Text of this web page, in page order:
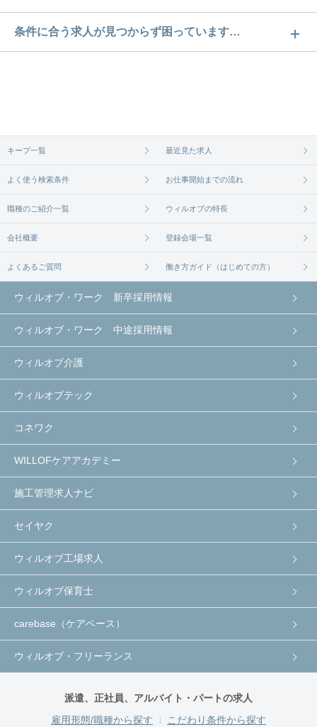
長岡駅の求人数は9件です。どのような求人があるか
ぜひチェックしてみてください。
条件に合う求人が見つからず困っています…
無料相談の登録はコチラから
キープ一覧 最近見た求人
よく使う検索条件 お仕事開始までの流れ
職種のご紹介一覧 ウィルオブの特長
会社概要 登録会場一覧
よくあるご質問 働き方ガイド（はじめての方）
ウィルオブ・ワーク 新卒採用情報
ウィルオブ・ワーク 中途採用情報
ウィルオブ介護
ウィルオブテック
コネワク
WILLOFケアアカデミー
施工管理求人ナビ
セイヤク
ウィルオブ工場求人
ウィルオブ保育士
carebase（ケアベース）
ウィルオブ・フリーランス
派遣、正社員、アルバイト・パートの求人
雇用形態/職種から探す
こだわり条件から探す